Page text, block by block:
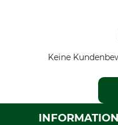
Keine